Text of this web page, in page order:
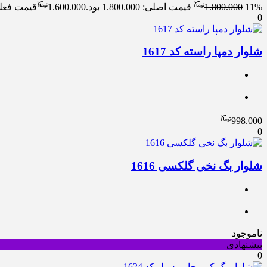
11%
1.800.000 قیمت اصلی: 1.800.000 بود. 1.600.000 قیمت فعلی:
0
شلوار دمپا راسته کد 1617
998.000
0
شلوار بگ نخی گلکسی 1616
ناموجود
پیشنهادی
0